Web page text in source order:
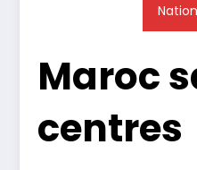
Nation
Maroc
centres